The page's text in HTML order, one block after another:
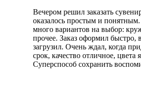
Вечером решил заказать
оказалось простым и
много вариантов на выбор:
прочее. Заказ оформил быстро,
загрузил. Очень ждал, когда
срок, качество отличное, цвета
Суперспособ сохранить